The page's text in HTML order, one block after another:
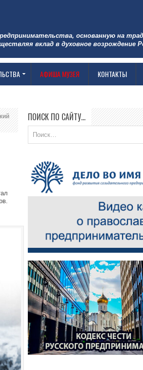
основанную на
вклад в духовное возрождение
АФИША МУЗЕЯ КОНТАКТЫ
ПОИСК ПО САЙТУ…